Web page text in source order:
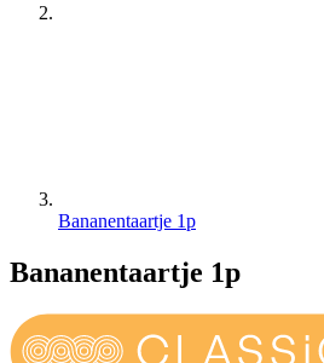
Bananentaartje 1p
Bananentaartje 1p